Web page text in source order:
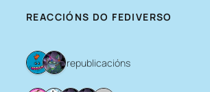
REACCIÓNS DO FEDIVERSO
2 republicacións